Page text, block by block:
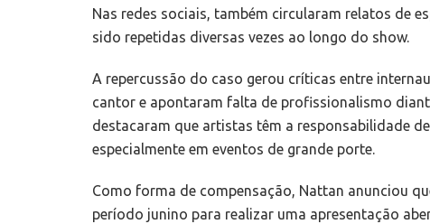
Nas redes sociais, também circularam relatos de
sido repetidas diversas vezes ao longo do show.
A repercussão do caso gerou críticas entre
cantor e apontaram falta de profissionalismo
destacaram que artistas têm a responsabilidade
especialmente em eventos de grande porte.
Como forma de compensação, Nattan anunciou
período junino para realizar uma apresentação